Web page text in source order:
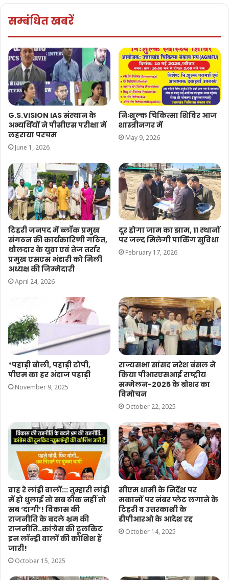
सम्बंधित खबरें
G.S.VISION IAS संस्थान के
अभ्यर्थियों ने पीसीएस परीक्षा में
लहराया परचम
June 1, 2026
निःशुल्क चिकित्सा शिविर आज
शास्त्रीनगर में
May 9, 2026
टिहरी जनपद में ब्लॉक प्रमुख
संगठन की कार्यकारिणी गठित,
थौलदार के युवा एवं तेज तर्रार
प्रमुख एसएस भंडारी को मिली
अध्यक्ष की जिम्मेदारी
April 24, 2026
दूर होगा जाम का झाम, 11 स्थानों
पर जल्द मिलेगी पार्किंग सुविधा
February 17, 2026
*पहाड़ी बोली, पहाड़ी टोपी,
पीएम का हर अंदाज पहाड़ी
November 9, 2025
राज्यसभा सांसद नरेश बंसल ने
किया पीआरएसआई राष्ट्रीय
सम्मेलन-2025 के ब्रोशर का
विमोचन
October 22, 2025
वाह रे लांड्री वालों::: तुम्हारी लांड्री
में हो धुलाई तो सब ठीक नहीं तो
सब ‘दागी’! विकास की
राजनीति के बदले भ्रम की
राजनीति..कांग्रेस की टूलकिट
इन लॉन्ड्री वालों की कोशिश हैं
जारी!
October 15, 2025
सीएम धामी के निर्देश पर
मकानों पर नंबर प्लेट लगाने के
टिहरी व उत्तरकाशी के
डीपीआरओ के आदेश रद्द
October 14, 2025